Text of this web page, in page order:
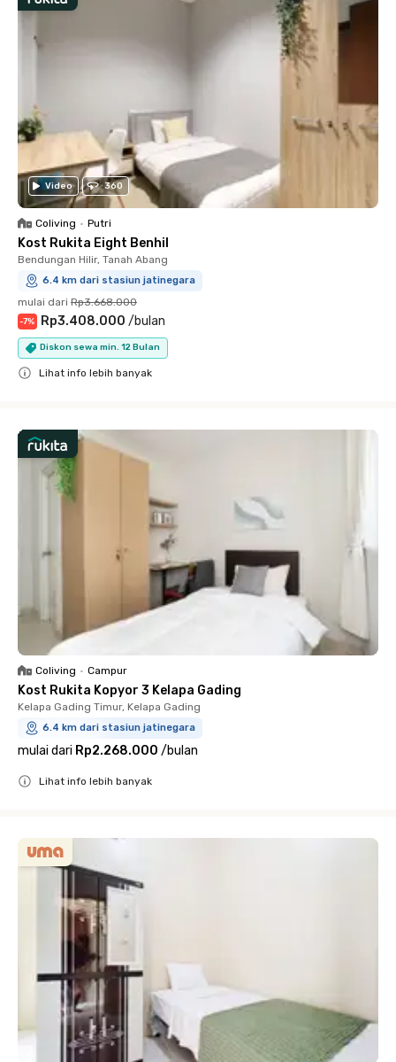
Video 360
Coliving • Putri
Kost Rukita Eight Benhil
Bendungan Hilir, Tanah Abang
6.4 km dari stasiun jatinegara
mulai dari Rp3.668.000
-7% Rp3.408.000 /bulan
Diskon sewa min. 12 Bulan
Lihat info lebih banyak
Coliving • Campur
Kost Rukita Kopyor 3 Kelapa Gading
Kelapa Gading Timur, Kelapa Gading
6.4 km dari stasiun jatinegara
mulai dari Rp2.268.000 /bulan
Lihat info lebih banyak